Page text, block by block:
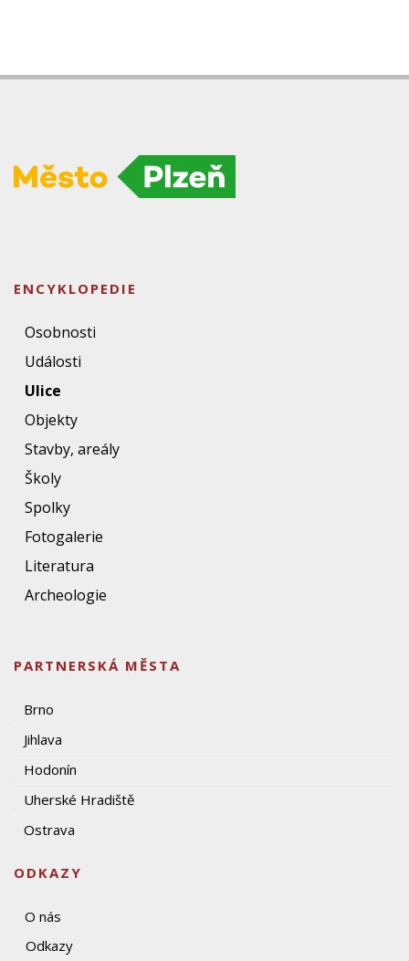
ENCYKLOPEDIE
Osobnosti
Události
Ulice
Objekty
Stavby, areály
Školy
Spolky
Fotogalerie
Literatura
Archeologie
PARTNERSKÁ MĚSTA
Brno
Jihlava
Hodonín
Uherské Hradiště
Ostrava
ODKAZY
O nás
Odkazy